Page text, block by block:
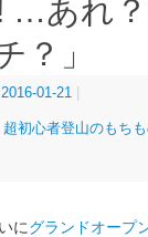
…あれ
？」
2016-01-21
超初心者登山のもち
にグランドオープ